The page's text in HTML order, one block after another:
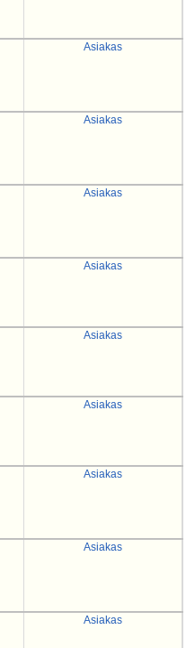
Asiakas
Asiakas
Asiakas
Asiakas
Asiakas
Asiakas
Asiakas
Asiakas
Asiakas